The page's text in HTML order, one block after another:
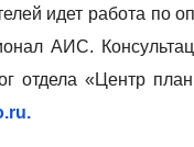
идет работа по
АИС.
отдела «Центр